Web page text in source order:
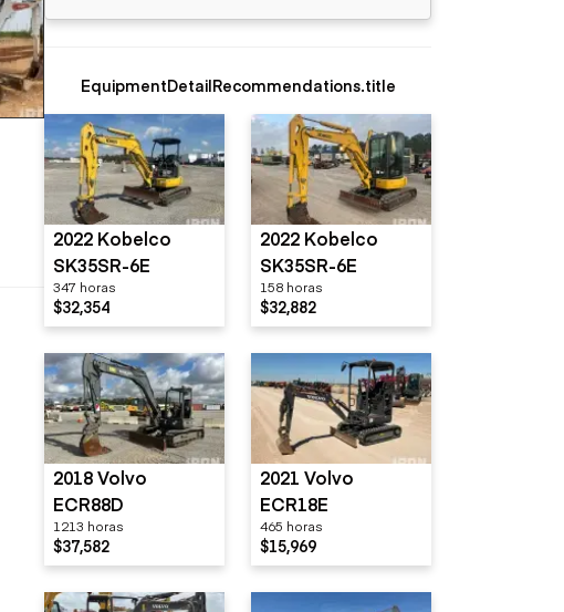
EquipmentDetailRecommendations.title
2022 Kobelco
SK35SR-6E
347 horas
$32,354
2022 Kobelco
SK35SR-6E
158 horas
$32,882
2018 Volvo
ECR88D
1213 horas
$37,582
2021 Volvo
ECR18E
465 horas
$15,969